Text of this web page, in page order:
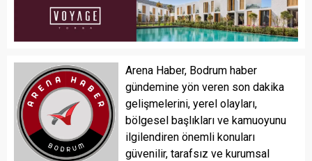
Arena Haber, Bodrum haber
gündemine yön veren son dakika
gelişmelerini, yerel olayları,
bölgesel başlıkları ve kamuoyunu
ilgilendiren önemli konuları
güvenilir, tarafsız ve kurumsal